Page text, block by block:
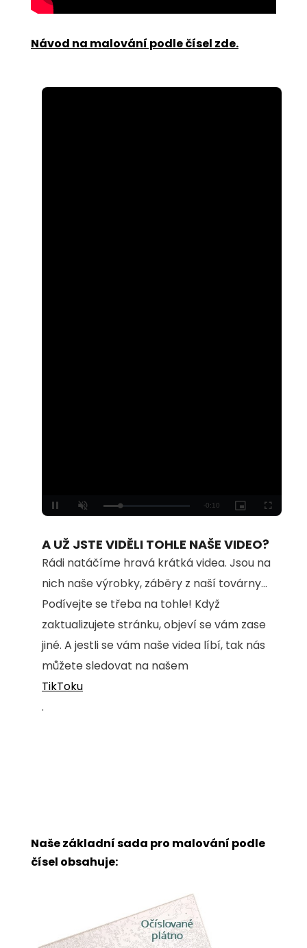
Návod na malování podle čísel zde.
Unmute
100.00%
A UŽ JSTE VIDĚLI TOHLE NAŠE VIDEO?
Rádi natáčíme hravá krátká videa. Jsou na
nich naše výrobky, záběry z naší továrny...
Podívejte se třeba na tohle! Když
zaktualizujete stránku, objeví se vám zase
jiné. A jestli se vám naše videa líbí, tak nás
můžete sledovat na našem
TikToku
.
Naše základní sada pro malování podle
čísel obsahuje: